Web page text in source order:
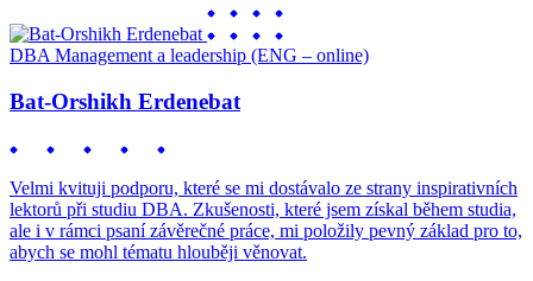
DBA Management a leadership (ENG – online)
Bat-Orshikh Erdenebat
Velmi kvituji podporu, které se mi dostávalo ze strany inspirativních
lektorů při studiu DBA. Zkušenosti, které jsem získal během studia,
ale i v rámci psaní závěrečné práce, mi položily pevný základ pro to,
abych se mohl tématu hlouběji věnovat.